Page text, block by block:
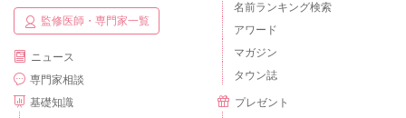
監修医師・専門家一覧
ニュース
専門家相談
基礎知識
名前ランキング検索
アワード
マガジン
タウン誌
プレゼント